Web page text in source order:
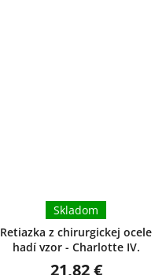
Retiazka z chirurgickej ocele
hadí vzor - Charlotte IV.
Skladom
21,82 €